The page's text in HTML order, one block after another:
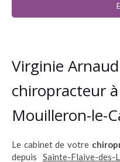
Virginie
chiropracteur
Mouilleron-le-
Le cabinet de votre
depuis Sainte-Flaive-des-